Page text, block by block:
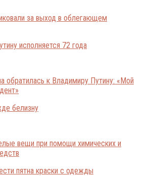
за выход в облегающем
обратилась к Владимиру Путину: «Мой
вещи при помощи химических и